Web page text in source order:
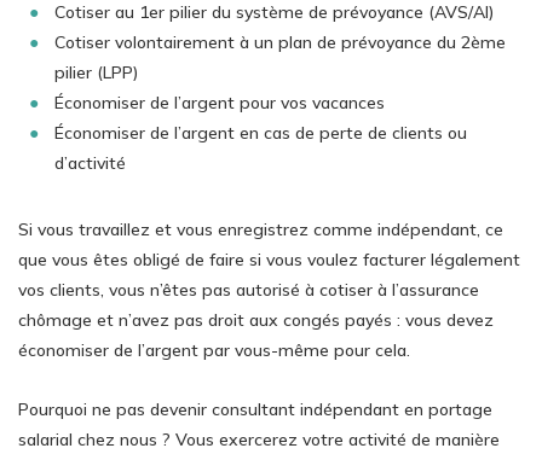
Cotiser au 1er pilier du système de prévoyance (AVS/AI)
Cotiser volontairement à un plan de prévoyance du 2ème
pilier (LPP)
Économiser de l’argent pour vos vacances
Économiser de l’argent en cas de perte de clients ou
d’activité
Si vous travaillez et vous enregistrez comme indépendant, ce
que vous êtes obligé de faire si vous voulez facturer légalement
vos clients, vous n’êtes pas autorisé à cotiser à l’assurance
chômage et n’avez pas droit aux congés payés : vous devez
économiser de l’argent par vous-même pour cela.
Pourquoi ne pas devenir consultant indépendant en portage
salarial chez nous ? Vous exercerez votre activité de manière